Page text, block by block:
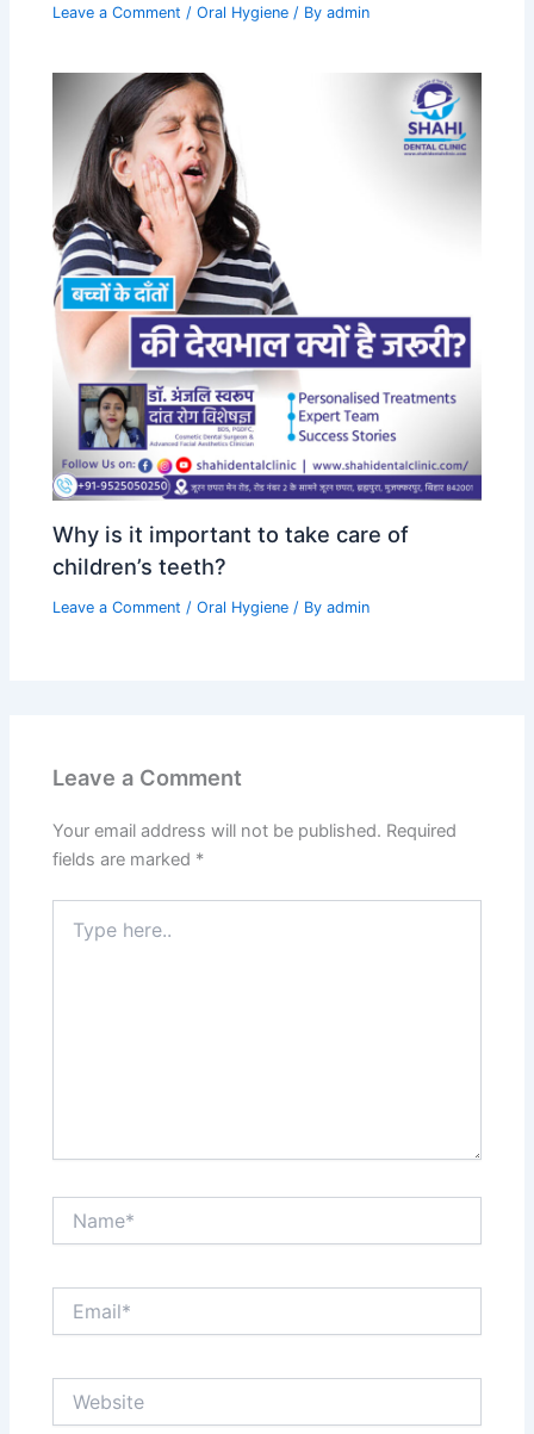
Leave a Comment /Oral Hygiene / Byadmin
Why is it important to take care of
children’s teeth?
Leave a Comment /Oral Hygiene / Byadmin
Leave a Comment
Your email address will not be published. Required
fields are marked *
here..